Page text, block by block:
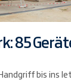
85
bis ins